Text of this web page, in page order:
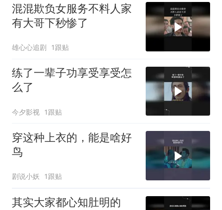
混混欺负女服务不料人家
有大哥下秒惨了
雄心心追剧 1跟贴
练了一辈子功享受享受怎
么了
今夕影视 1跟贴
穿这种上衣的，能是啥好
鸟
剧说小妖 1跟贴
其实大家都心知肚明的